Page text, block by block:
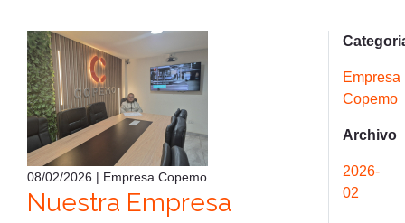
08/02/2026 | Empresa Copemo
Nuestra Empresa
Empresa
Copemo
Archivo
2026-
02